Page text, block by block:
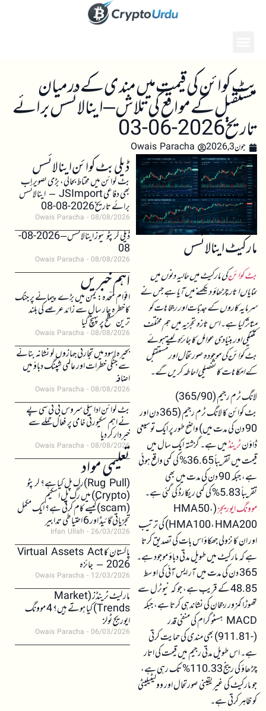
بٹ کوائن کی قیمت میں مندی کے درمیان
مستقبل کے مواقع کی تلاش – اینالائسس برائے
تاریخ 2026-06-03
جون 3, 2026 Owais Paracha
مارکیٹ اینالائسس
بٹ کوائنکی مارکیٹ میں حالیہ دنوں میں
نمایاں اتار چڑھاؤ دیکھنے میں آیا ہے جس نے
سرمایہ کاروں کے جذبات اور رجحانات کو
متاثر کیا ہے۔ اس تازہ تجزیہ میں ہم مختلف
تکنیکی اور بنیادی عوامل کا جائزہ لیتے ہوئے
بٹ کوائن کی موجودہ صورتحال اور مستقبل
کے امکانات کا تفصیلی احاطہ کریں گے۔
لانگ ٹرم رجیم (365/90)
بٹ کوائن کا لانگ ٹرم رجیم (365 دن اور
90 دن کی مدت میں) واضح طور پر ایک توسیعی
ڈاؤنٹرینڈمیں ہے۔ گزشتہ ایک سال میں
قیمت میں تقریباً 36.65% کی کمی واقع ہوئی
ہے، جبکہ 90 دن کی مدت میں بھی
تقریباً 5.83% کی کمی ریکارڈ کی گئی ہے۔
موونگ ایوریج ز (HMA50،
HMA100، HMA200) کی ترتیب
اور ان کا نزولی جھکاؤ اس بات کی تصدیق کرتا
ہے کہ مارکیٹ میں طویل مدتی دباؤ موجود ہے۔
365 دن کی مدت میں آر ایس آئی کی اوسط
48.85 کے قریب ہے، جو کہ نیوٹرل سے
تھوڑا کمزور رجحان کی نشاندہی کرتا ہے، جبکہ
MACD ہسٹوگرام کی منفی قدر
(-911.81) بھی مندی کی حمایت کرتی
ہے۔ اس طویل مدتی رجیم میں قیمت کی اتار
چڑھاؤ کی رینج 110.33% تک رہی ہے،
جو مارکیٹ کی غیر یقینی صورتحال اور وولیٹیلیٹی
کو ظاہر کرتی ہے۔
ڈیلی بٹ کوائن اینالائسس
بٹ کوائن میں محتاط بحالی، بڑی تصویر اب
بھی دفاعی JSImport – اینالائسس
برائے تاریخ 2026-08-08
Owais Paracha 08/08/2026
ڈیلی کرپٹو نیوز اینالائسس – 2026-08-
08
Owais Paracha 08/08/2026
اہم خبریں
اقوام متحدہ: یمن میں بڑے پیمانے پر جنگ
کا خطرہ چار سال سے زائد عرصے کی بلند
ترین سطح پر پہنچ گیا
Owais Paracha 08/08/2026
بحیرہ اسود میں تجارتی جہازوں کو نشانہ بنانے
سے جنگی خطرات اور عالمی شپنگ دباؤ میں
اضافہ
Owais Paracha 08/08/2026
بٹ کوائن ادائیگی سروس بی ٹی سی پے
نے اہم سکیورٹی خامی پر فعال حملے سے
خبردار کر دیا
Owais Paracha 08/08/2026
تعلیمی مواد(Rug Pull)رگ پل کیا ہے؟ کرپٹو
(Crypto) میں رگ پل اسکیم
(scam)کیسے کام کرتی ہے؟ ایک مکمل
تجزیاتی گائیڈ اور 6 احتیاطی تدابیر
Irfan Ullah 26/03/2026
پاکستان کا Virtual Assets Act
2026 – جائزہ
Owais Paracha 12/03/2026
مارکیٹ ٹرینڈز (Market
Trends) کیا ہوتے ہیں؟ 4 موونگ
ایوریج ٹولز
Owais Paracha 06/03/2026